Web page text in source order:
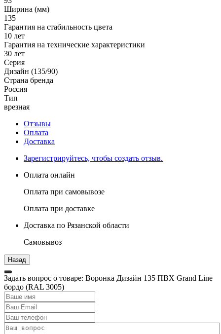
Ширина (мм)
135
Гарантия на стабильность цвета
10 лет
Гарантия на технические характеристики
30 лет
Серия
Дизайн (135/90)
Страна бренда
Россия
Тип
врезная
Отзывы
Оплата
Доставка
Зарегистрируйтесь, чтобы создать отзыв.
Оплата онлайн
Оплата при самовывозе
Оплата при доставке
Доставка по Рязанской области
Самовывоз
Задать вопрос о товаре: Воронка Дизайн 135 ПВХ Grand Line
бордо (RAL 3005)